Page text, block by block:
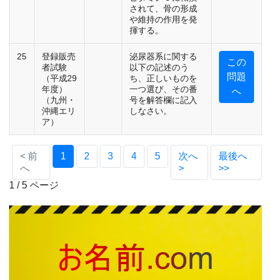
されて、骨の形成
や維持の作用を発
揮する。
25
登録販売
者試験
（平成29
年度）
（九州・
沖縄エリ
ア）
泌尿器系に関する
以下の記述のう
ち、正しいものを
一つ選び、その番
号を解答欄に記入
しなさい。
この
問題
へ
< 前
へ
1 (current)
2 3 4 5
次へ
>
最後へ
>>
1 / 5 ページ